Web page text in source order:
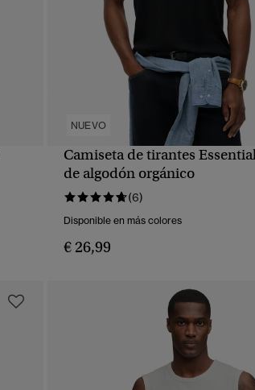
NUEVO
VISTA RÁPIDA
Camiseta de tirantes
de algodón orgánico
(6)
Disponible en más colores
€ 26,99